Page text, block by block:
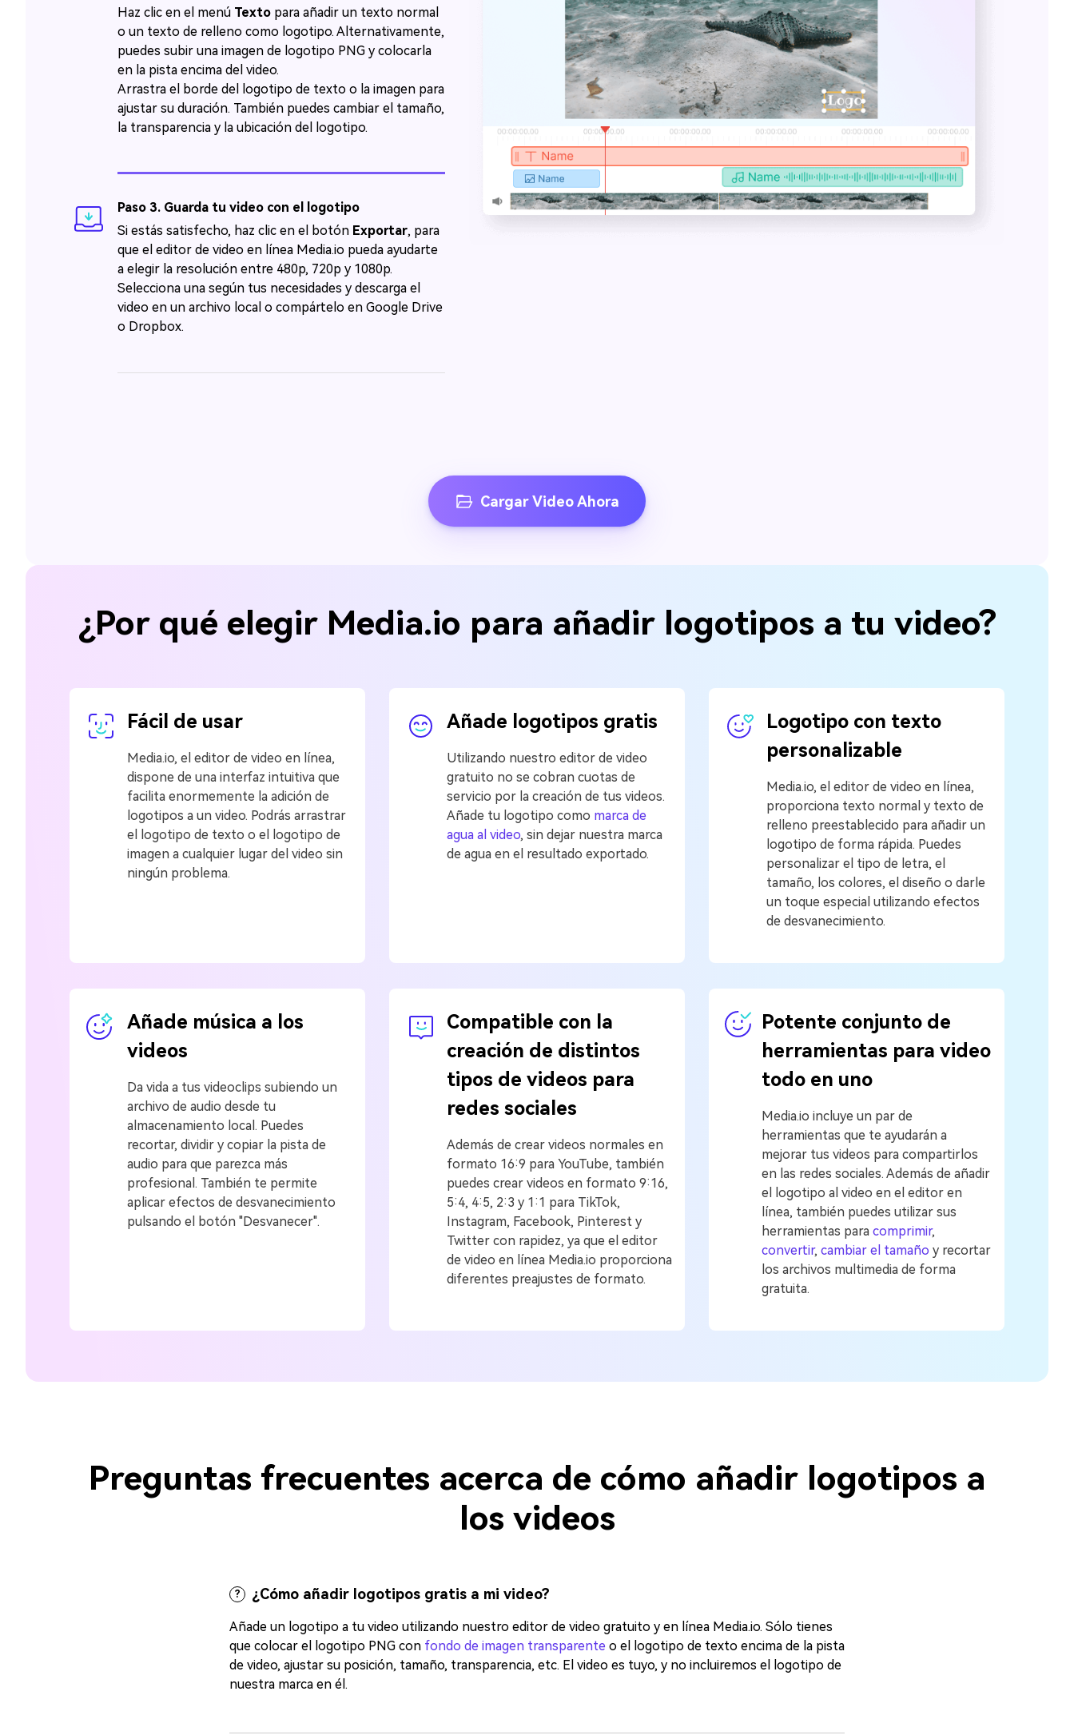
Haz clic en el menú Texto para añadir un texto normal
o un texto de relleno como logotipo.󠀲󠀡󠀡󠀤󠀣󠀨󠀢󠀥󠀦󠀳󠀰 Alternativamente,
puedes subir una imagen de logotipo PNG y colocarla
en la pista encima del video.󠀲󠀡󠀡󠀤󠀣󠀨󠀢󠀥󠀧󠀳󠀰
Arrastra el borde del logotipo de texto o la imagen para
ajustar su duración.󠀲󠀡󠀡󠀤󠀣󠀨󠀢󠀥󠀨󠀳󠀰 También puedes cambiar el tamaño,
la transparencia y la ubicación del logotipo.󠀲󠀡󠀡󠀤󠀣󠀨󠀢󠀥󠀩󠀳
Paso 3. Guarda tu video con el logotipo
󠀰Si estás satisfecho, haz clic en el botón Exportar, para
que el editor de video en línea Media.io pueda ayudarte
a elegir la resolución entre 480p, 720p y 1080p.󠀲󠀡󠀡󠀤󠀣󠀨󠀢󠀦󠀣󠀳󠀰
Selecciona una según tus necesidades y descarga el
video en un archivo local o compártelo en Google Drive
o Dropbox.
Cargar Video Ahora
¿Por qué elegir Media.io para añadir logotipos a tu video?
Fácil de usar
Media.io, el editor de video en línea,
dispone de una interfaz intuitiva que
facilita enormemente la adición de
logotipos a un video. Podrás arrastrar
el logotipo de texto o el logotipo de
imagen a cualquier lugar del video sin
ningún problema.
Añade logotipos gratis
Utilizando nuestro editor de video
gratuito no se cobran cuotas de
servicio por la creación de tus videos.
Añade tu logotipo como marca de
agua al video, sin dejar nuestra marca
de agua en el resultado exportado.󠀲󠀡󠀡󠀤󠀣󠀨󠀢󠀧󠀧󠀳
Logotipo con texto
personalizable
Media.io, el editor de video en línea,
proporciona texto normal y texto de
relleno preestablecido para añadir un
logotipo de forma rápida. Puedes
personalizar el tipo de letra, el
tamaño, los colores, el diseño o darle
un toque especial utilizando efectos
de desvanecimiento.
Añade música a los
videos
Da vida a tus videoclips subiendo un
archivo de audio desde tu
almacenamiento local. Puedes
recortar, dividir y copiar la pista de
audio para que parezca más
profesional. También te permite
aplicar efectos de desvanecimiento
pulsando el botón "Desvanecer".
Compatible con la
creación de distintos
tipos de videos para
redes sociales
Además de crear videos normales en
formato 16:9 para YouTube, también
puedes crear videos en formato 9:16,
5:4, 4:5, 2:3 y 1:1 para TikTok,
Instagram, Facebook, Pinterest y
Twitter con rapidez, ya que el editor
de video en línea Media.io proporciona
diferentes preajustes de formato.
Potente conjunto de
herramientas para video
todo en uno
Media.io incluye un par de
herramientas que te ayudarán a
mejorar tus videos para compartirlos
en las redes sociales. Además de añadir
el logotipo al video en el editor en
línea, también puedes utilizar sus
herramientas para comprimir,
convertir, cambiar el tamaño y recortar
los archivos multimedia de forma
gratuita.󠀲󠀡󠀡󠀤󠀣󠀨󠀢󠀩󠀣󠀳
Preguntas frecuentes acerca de cómo añadir logotipos a
los videos
? ¿Cómo añadir logotipos gratis a mi video?
Añade un logotipo a tu video utilizando nuestro editor de video gratuito y en línea Media.io. Sólo tienes
que colocar el logotipo PNG con fondo de imagen transparente o el logotipo de texto encima de la pista
de video, ajustar su posición, tamaño, transparencia, etc.󠀲󠀡󠀡󠀤󠀣󠀨󠀢󠀩󠀨󠀳󠀰 El video es tuyo, y no incluiremos el logotipo de
nuestra marca en él. 󠀲󠀡󠀡󠀤󠀣󠀨󠀢󠀩󠀩󠀳